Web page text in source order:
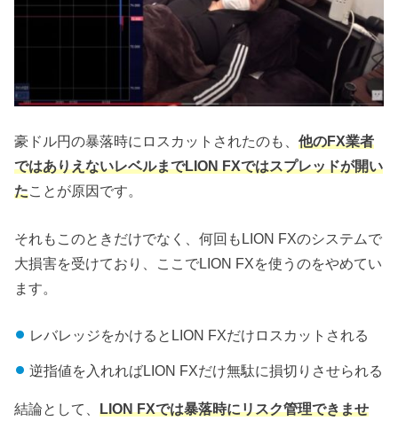
豪ドル円の暴落時にロスカットされたのも、他のFX業者
ではありえないレベルまでLION FXではスプレッドが開い
たことが原因です。
それもこのときだけでなく、何回もLION FXのシステムで
大損害を受けており、ここでLION FXを使うのをやめてい
ます。
レバレッジをかけるとLION FXだけロスカットされる
逆指値を入れればLION FXだけ無駄に損切りさせられる
結論として、LION FXでは暴落時にリスク管理できませ